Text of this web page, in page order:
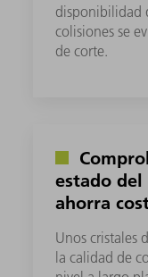
disponibilidad
colisiones se
de corte.
estado
ahorra
Unos cristales
la calidad de